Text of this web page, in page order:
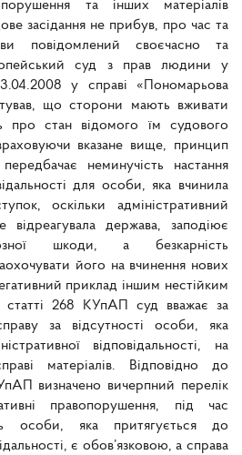
та інших матеріалів
засідання не прибув, про час та
повідомлений своєчасно та
суд з прав людини у
у справі «Пономарьова
що сторони мають вживати
про стан відомого їм судового
вказане вище, принцип
неминучість настання
для особи, яка вчинила
оскільки адміністративний
держава, заподіює
шкоди, а безкарність
його на вчинення нових
приклад іншим нестійким
статті 268 КУпАП суд вважає за
за відсутності особи, яка
відповідальності, на
матеріалів. Відповідно до
визначено вичерпний перелік
правопорушення, під час
особи, яка притягується до
є обов’язковою, а справа